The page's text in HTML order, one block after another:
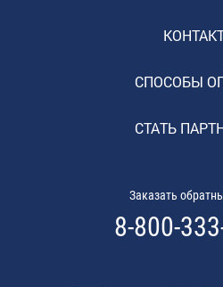
СПОСОБЫ
СТАТЬ
Заказать
8-800-